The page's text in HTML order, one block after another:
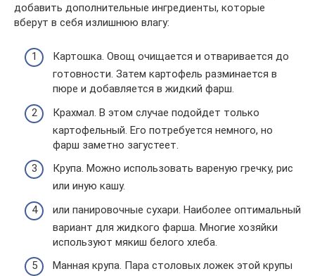
добавить дополнительные ингредиенты, которые
вберут в себя излишнюю влагу:
Картошка. Овощ очищается и отваривается до
готовности. Затем картофель разминается в
пюре и добавляется в жидкий фарш.
Крахмал. В этом случае подойдет только
картофельный. Его потребуется немного, но
фарш заметно загустеет.
Крупа. Можно использовать вареную гречку, рис
или иную кашу.
или панировочные сухари. Наиболее оптимальный
вариант для жидкого фарша. Многие хозяйки
используют мякиш белого хлеба.
Манная крупа. Пара столовых ложек этой крупы